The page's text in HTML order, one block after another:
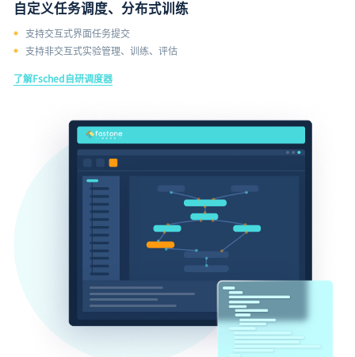
自定义任务调度、分布式训练
支持交互式界面任务提交
支持非交互式实验管理、训练、评估
了解Fsched自研调度器